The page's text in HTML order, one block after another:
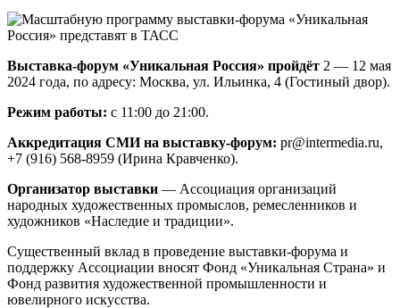
Выставка-форум «Уникальная Россия» пройдёт 2 — 12 мая
2024 года, по адресу: Москва, ул. Ильинка, 4 (Гостиный двор).
Режим работы: с 11:00 до 21:00.
Аккредитация СМИ на выставку-форум: pr@intermedia.ru,
+7 (916) 568-8959 (Ирина Кравченко).
Организатор выставки — Ассоциация организаций
народных художественных промыслов, ремесленников и
художников «Наследие и традиции».
Существенный вклад в проведение выставки-форума и
поддержку Ассоциации вносят Фонд «Уникальная Страна» и
Фонд развития художественной промышленности и
ювелирного искусства.